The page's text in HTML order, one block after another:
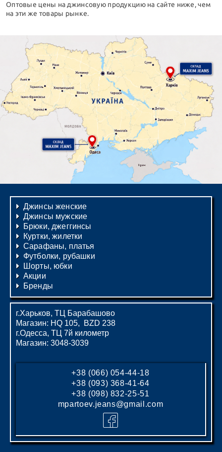
Оптовые цены на джинсовую продукцию на сайте ниже, чем
на эти же товары рынке.
Джинсы женские
Джинсы мужские
Брюки, джеггинсы
Куртки, жилетки
Сарафаны, платья
Футболки, рубашки
Шорты, юбки
Акции
Бренды
г.Харьков, ТЦ Барабашово
Магазин: HQ 105, BZD 238
г.Одесса, ТЦ 7й километр
Магазин: 3048-3039
+38 (066) 054-44-18
+38 (093) 368-41-64
+38 (098) 832-25-51
mpartoev.jeans@gmail.com